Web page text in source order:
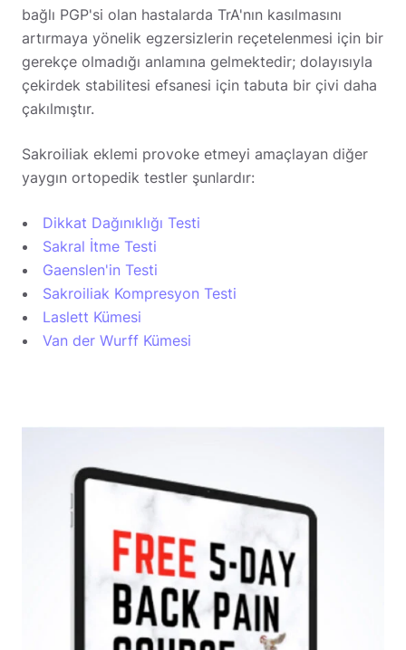
bağlı PGP'si olan hastalarda TrA'nın kasılmasını
artırmaya yönelik egzersizlerin reçetelenmesi için bir
gerekçe olmadığı anlamına gelmektedir; dolayısıyla
çekirdek stabilitesi efsanesi için tabuta bir çivi daha
çakılmıştır.
Sakroiliak eklemi provoke etmeyi amaçlayan diğer
yaygın ortopedik testler şunlardır:
Dikkat Dağınıklığı Testi
Sakral İtme Testi
Gaenslen'in Testi
Sakroiliak Kompresyon Testi
Laslett Kümesi
Van der Wurff Kümesi